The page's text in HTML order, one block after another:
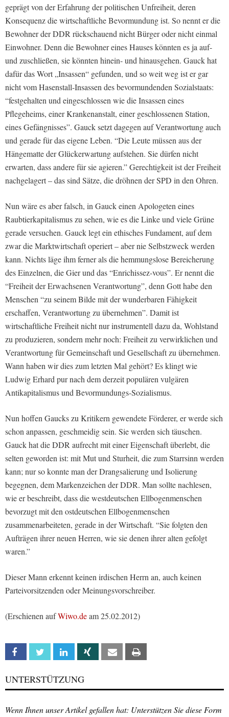
geprägt von der Erfahrung der politischen Unfreiheit, deren
Konsequenz die wirtschaftliche Bevormundung ist. So nennt er die
Bewohner der DDR rückschauend nicht Bürger oder nicht einmal
Einwohner. Denn die Bewohner eines Hauses könnten es ja auf-
und zuschließen, sie könnten hinein- und hinausgehen. Gauck hat
dafür das Wort „Insassen“ gefunden, und so weit weg ist er gar
nicht vom Hasenstall-Insassen des bevormundenden Sozialstaats:
“festgehalten und eingeschlossen wie die Insassen eines
Pflegeheims, einer Krankenanstalt, einer geschlossenen Station,
eines Gefängnisses”. Gauck setzt dagegen auf Verantwortung auch
und gerade für das eigene Leben. “Die Leute müssen aus der
Hängematte der Glückerwartung aufstehen. Sie dürfen nicht
erwarten, dass andere für sie agieren.” Gerechtigkeit ist der Freiheit
nachgelagert – das sind Sätze, die dröhnen der SPD in den Ohren.
Nun wäre es aber falsch, in Gauck einen Apologeten eines
Raubtierkapitalismus zu sehen, wie es die Linke und viele Grüne
gerade versuchen. Gauck legt ein ethisches Fundament, auf dem
zwar die Marktwirtschaft operiert – aber nie Selbstzweck werden
kann. Nichts läge ihm ferner als die hemmungslose Bereicherung
des Einzelnen, die Gier und das “Enrichissez-vous”. Er nennt die
“Freiheit der Erwachsenen Verantwortung”, denn Gott habe den
Menschen “zu seinem Bilde mit der wunderbaren Fähigkeit
erschaffen, Verantwortung zu übernehmen”. Damit ist
wirtschaftliche Freiheit nicht nur instrumentell dazu da, Wohlstand
zu produzieren, sondern mehr noch: Freiheit zu verwirklichen und
Verantwortung für Gemeinschaft und Gesellschaft zu übernehmen.
Wann haben wir dies zum letzten Mal gehört? Es klingt wie
Ludwig Erhard pur nach dem derzeit populären vulgären
Antikapitalismus und Bevormundungs-Sozialismus.
Nun hoffen Gaucks zu Kritikern gewendete Förderer, er werde sich
schon anpassen, geschmeidig sein. Sie werden sich täuschen.
Gauck hat die DDR aufrecht mit einer Eigenschaft überlebt, die
selten geworden ist: mit Mut und Sturheit, die zum Starrsinn werden
kann; nur so konnte man der Drangsalierung und Isolierung
begegnen, dem Markenzeichen der DDR. Man sollte nachlesen,
wie er beschreibt, dass die westdeutschen Ellbogenmenschen
bevorzugt mit den ostdeutschen Ellbogenmenschen
zusammenarbeiteten, gerade in der Wirtschaft. “Sie folgten den
Aufträgen ihrer neuen Herren, wie sie denen ihrer alten gefolgt
waren.”
Dieser Mann erkennt keinen irdischen Herrn an, auch keinen
Parteivorsitzenden oder Meinungsvorschreiber.
(Erschienen aufWiwo.deam 25.02.2012)
Facebook Twitter Linkedin Xing Email
UNTERSTÜTZUNG
Wenn Ihnen unser Artikel gefallen hat: Unterstützen Sie diese Form